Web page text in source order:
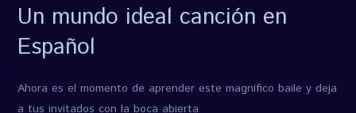
Un mundo ideal canción en
Español
Ahora es el momento de aprender este magnífico baile y deja
a tus invitados con la boca abierta